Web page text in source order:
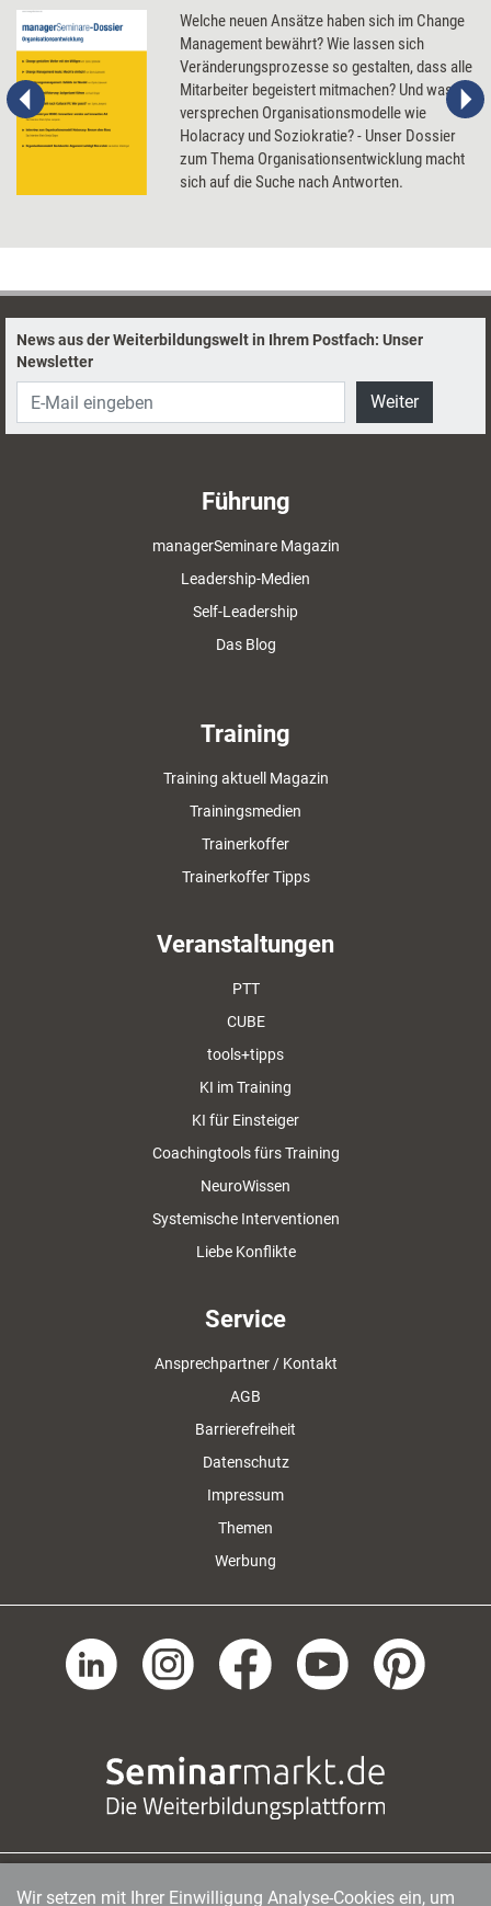
Welche neuen Ansätze haben sich im Change
Management bewährt? Wie lassen sich
Veränderungsprozesse so gestalten, dass alle
Mitarbeiter begeistert mitmachen? Und was
versprechen Organisationsmodelle wie
Holacracy und Soziokratie? - Unser Dossier
zum Thema Organisationsentwicklung macht
sich auf die Suche nach Antworten.
News aus der Weiterbildungswelt in Ihrem Postfach: Unser
Newsletter
Weiter
Führung
managerSeminare Magazin
Leadership-Medien
Self-Leadership
Das Blog
Training
Training aktuell Magazin
Trainingsmedien
Trainerkoffer
Trainerkoffer Tipps
Veranstaltungen
PTT
CUBE
tools+tipps
KI im Training
KI für Einsteiger
Coachingtools fürs Training
NeuroWissen
Systemische Interventionen
Liebe Konflikte
Service
Ansprechpartner / Kontakt
AGB
Barrierefreiheit
Datenschutz
Impressum
Themen
Werbung
managerSeminare Verlags GmbH | Endenicher Str. 41 |
Wir setzen mit Ihrer Einwilligung Analyse-Cookies ein, um